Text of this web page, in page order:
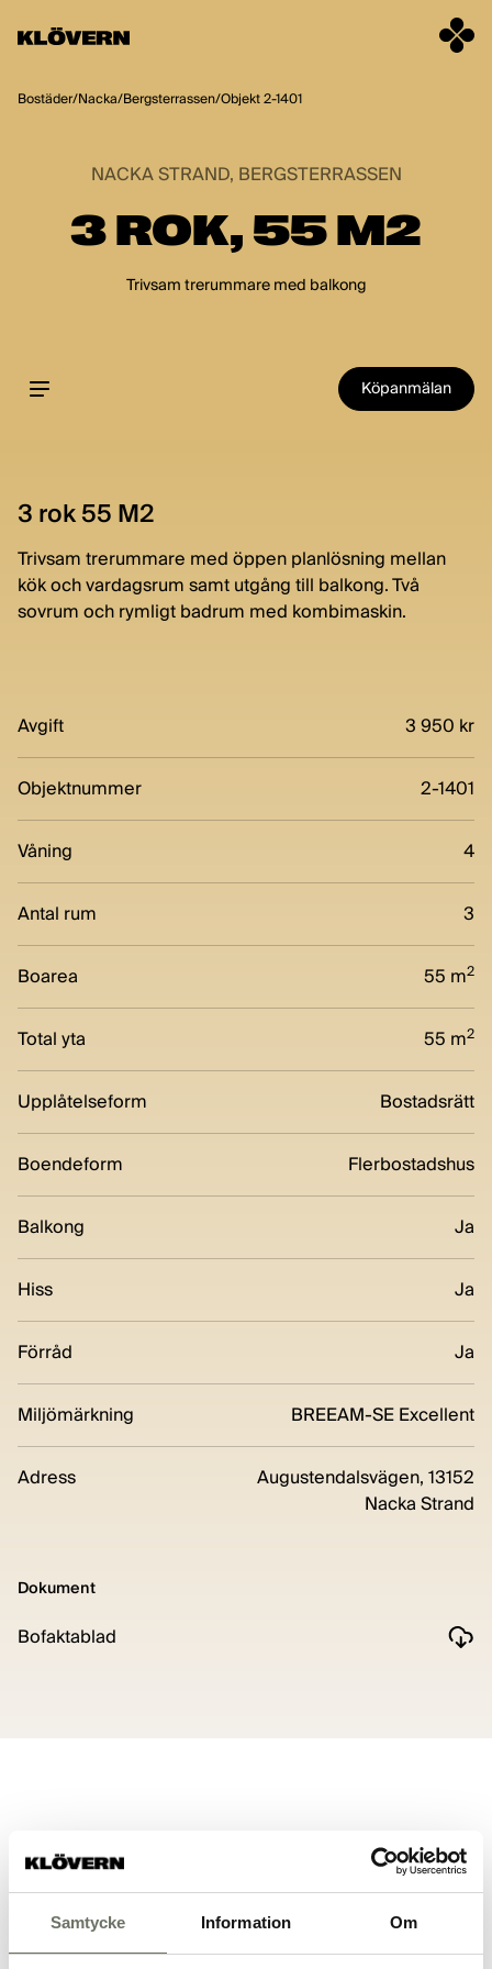
Samtycke Information Om
Bostäder/Nacka/Bergsterrassen/Objekt 2-1401
NACKA STRAND, BERGSTERRASSEN
3 ROK, 55 M2
Trivsam trerummare med balkong
Köpanmälan
3 rok 55 M2
Trivsam trerummare med öppen planlösning mellan
kök och vardagsrum samt utgång till balkong. Två
sovrum och rymligt badrum med kombimaskin.
Avgift 3 950 kr
Objektnummer 2-1401
Våning 4
Antal rum 3
Boarea 55 m2
Total yta 55 m2
Upplåtelseform Bostadsrätt
Boendeform Flerbostadshus
Balkong Ja
Hiss Ja
Förråd Ja
Miljömärkning BREEAM-SE Excellent
Adress
Augustendalsvägen, 13152
Nacka Strand
Dokument
Bofaktablad